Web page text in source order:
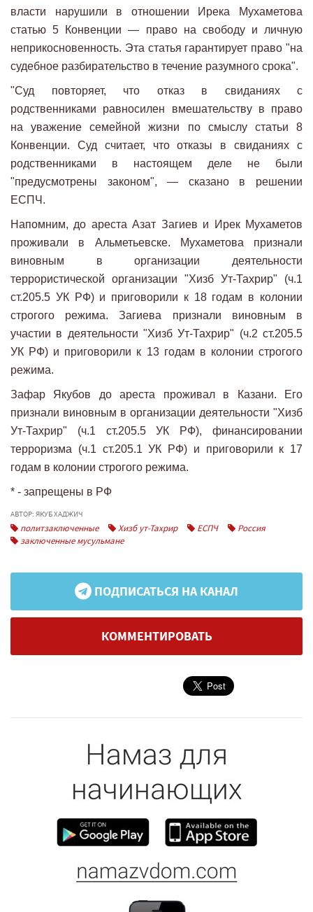
власти нарушили в отношении Ирека Мухаметова
статью 5 Конвенции — право на свободу и личную
неприкосновенность. Эта статья гарантирует право "на
судебное разбирательство в течение разумного срока".
"Суд повторяет, что отказ в свиданиях с
родственниками равносилен вмешательству в право
на уважение семейной жизни по смыслу статьи 8
Конвенции. Суд считает, что отказы в свиданиях с
родственниками в настоящем деле не были
"предусмотрены законом", — сказано в решении
ЕСПЧ.
Напомним, до ареста Азат Загиев и Ирек Мухаметов
проживали в Альметьевске. Мухаметова признали
виновным в организации деятельности
террористической организации "Хизб Ут-Тахрир" (ч.1
ст.205.5 УК РФ) и приговорили к 18 годам в колонии
строгого режима. Загиева признали виновным в
участии в деятельности "Хизб Ут-Тахрир" (ч.2 ст.205.5
УК РФ) и приговорили к 13 годам в колонии строгого
режима.
Зафар Якубов до ареста проживал в Казани. Его
признали виновным в организации деятельности "Хизб
Ут-Тахрир" (ч.1 ст.205.5 УК РФ), финансировании
терроризма (ч.1 ст.205.1 УК РФ) и приговорили к 17
годам в колонии строгого режима.
* - запрещены в РФ
АВТОР: ЯКУБ ХАДЖИЧ
политзаключенные Хизб ут-Тахрир ЕСПЧ
Россия
заключенные мусульмане
ПОДПИСАТЬСЯ НА КАНАЛ
КОММЕНТИРОВАТЬ